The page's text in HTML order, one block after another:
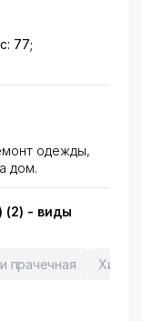
77;
одежды,
дом.
(2) - виды
прачечная